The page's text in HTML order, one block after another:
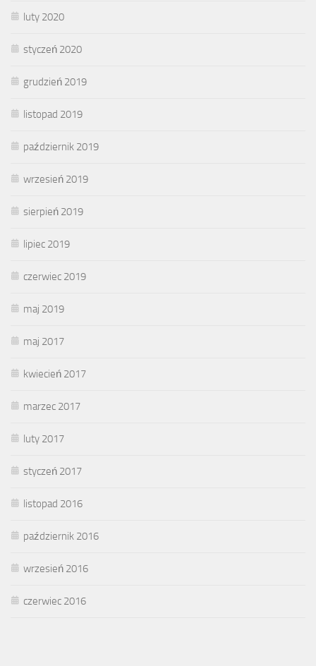
luty 2020
styczeń 2020
grudzień 2019
listopad 2019
październik 2019
wrzesień 2019
sierpień 2019
lipiec 2019
czerwiec 2019
maj 2019
maj 2017
kwiecień 2017
marzec 2017
luty 2017
styczeń 2017
listopad 2016
październik 2016
wrzesień 2016
czerwiec 2016